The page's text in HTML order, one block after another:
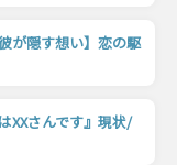
が隠す想い】恋の駆
XXさんです』現状/